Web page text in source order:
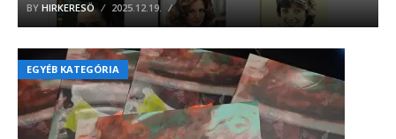
BY HIRKERESÖ 2025.12.19.
EGYÉB KATEGÓRIA